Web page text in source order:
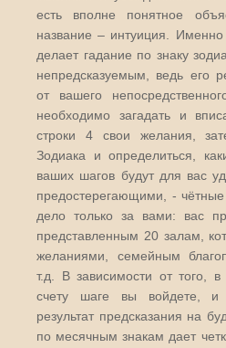
есть вполне понятное
название – интуиция. Именно
делает гадание по знаку
непредсказуемым, ведь его
от вашего
необходимо загадать и
строки 4 свои желания,
Зодиака и определиться,
ваших шагов будут для вас
предостерегающими, -
дело только за вами: вас
представленным 20 залам,
желаниями, семейным
т.д. В зависимости от того,
счету шаге вы войдете, и
результат предсказания на
по месячным знакам дает